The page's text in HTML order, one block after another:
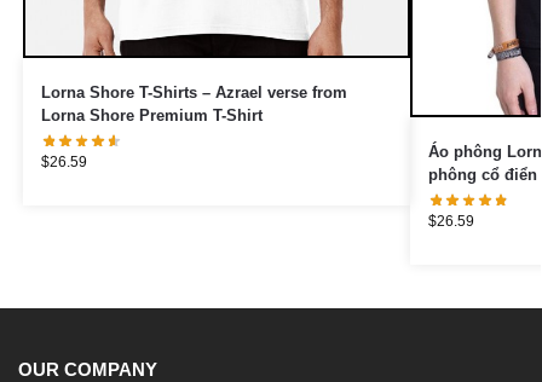
Lorna Shore T-Shirts – Azrael verse from
Lorna Shore Premium T-Shirt
$26.59
Áo phông
phông cổ điển
$26.59
OUR COMPANY